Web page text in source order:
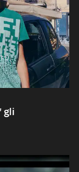
gli